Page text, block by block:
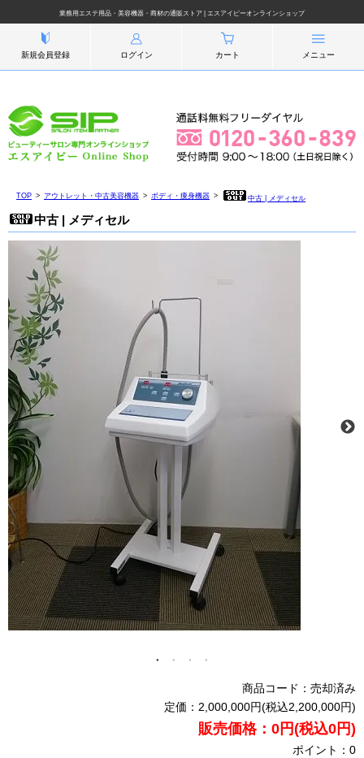
業務用エステ用品・美容機器・商材の通販ストア | エスアイピーオンラインショップ
新規会員登録 ログイン カート メニュー
TOP アウトレット・中古美容機器 ボディ・痩身機器 中古 | メディセル
中古 | メディセル
商品コード：売却済み
定価：2,000,000円(税込2,200,000円)
販売価格：0円(税込0円)
ポイント：0